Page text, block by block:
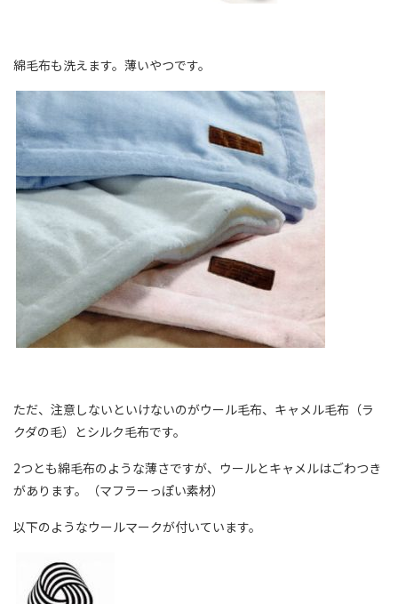
綿毛布も洗えます。薄いやつです。
ただ、注意しないといけないのがウール毛布、キャメル毛布（ラ
クダの毛）とシルク毛布です。
2つとも綿毛布のような薄さですが、ウールとキャメルはごわつき
があります。（マフラーっぽい素材）
以下のようなウールマークが付いています。